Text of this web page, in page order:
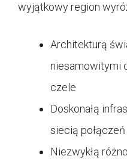
wyjątkowy region
Architekturą
niesamowitymi
czele
Doskonałą
siecią
Niezwykłą